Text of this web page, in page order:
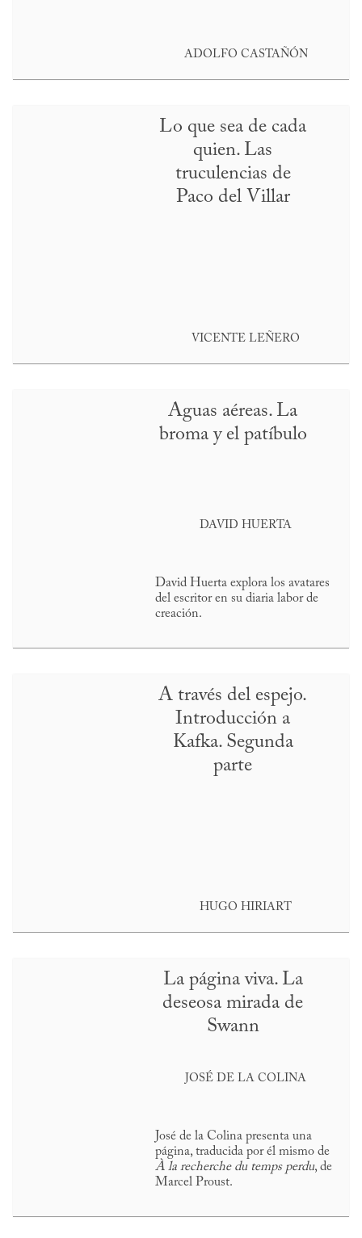
ADOLFO CASTAÑÓN
Lo que sea de cada
quien. Las
truculencias de
Paco del Villar
VICENTE LEÑERO
Aguas aéreas. La
broma y el patíbulo
DAVID HUERTA
David Huerta explora los avatares
del escritor en su diaria labor de
creación.
A través del espejo.
Introducción a
Kafka. Segunda
parte
HUGO HIRIART
La página viva. La
deseosa mirada de
Swann
JOSÉ DE LA COLINA
José de la Colina presenta una
página, traducida por él mismo de
À la recherche du temps perdu, de
Marcel Proust.